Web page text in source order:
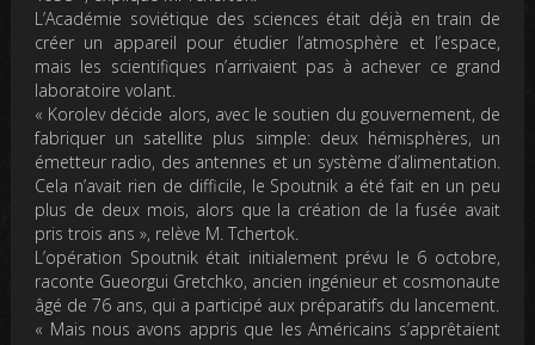
L’Académie soviétique des sciences était déjà en train de
créer un appareil pour étudier l’atmosphère et l’espace,
mais les scientifiques n’arrivaient pas à achever ce grand
laboratoire volant.
« Korolev décide alors, avec le soutien du gouvernement, de
fabriquer un satellite plus simple: deux hémisphères, un
émetteur radio, des antennes et un système d’alimentation.
Cela n’avait rien de difficile, le Spoutnik a été fait en un peu
plus de deux mois, alors que la création de la fusée avait
pris trois ans », relève M. Tchertok.
L’opération Spoutnik était initialement prévu le 6 octobre,
raconte Gueorgui Gretchko, ancien ingénieur et cosmonaute
âgé de 76 ans, qui a participé aux préparatifs du lancement.
« Mais nous avons appris que les Américains s’apprêtaient